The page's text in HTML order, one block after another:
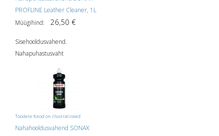
PROFLINE Leather Cleaner, 1L
Müügihind:
26,50 €
Sisehooldusvahend.
Nahapuhastusvaht
Toodete fotod on illustratiivsed
Nahahooldusvahend SONAX